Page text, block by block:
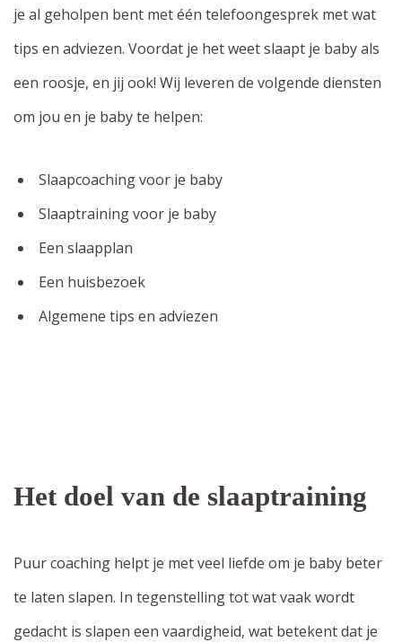
je al geholpen bent met één telefoongesprek met wat
tips en adviezen. Voordat je het weet slaapt je baby als
een roosje, en jij ook! Wij leveren de volgende diensten
om jou en je baby te helpen:
Slaapcoaching voor je baby
Slaaptraining voor je baby
Een slaapplan
Een huisbezoek
Algemene tips en adviezen
Het doel van de slaaptraining
Puur coaching helpt je met veel liefde om je baby beter
te laten slapen. In tegenstelling tot wat vaak wordt
gedacht is slapen een vaardigheid, wat betekent dat je